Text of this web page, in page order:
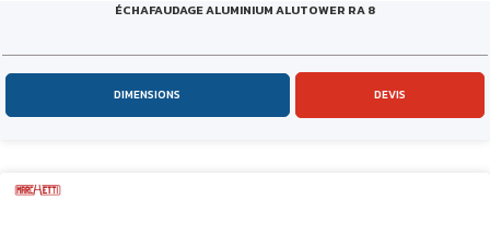
ÉCHAFAUDAGE ALUMINIUM ALUTOWER RA 8
DIMENSIONS DEVIS